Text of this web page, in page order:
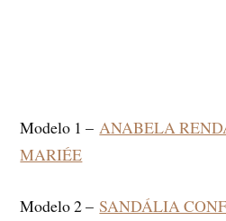
Modelo 1 –ANABELA
MARIÉE
Modelo 2 –SANDÁLIA